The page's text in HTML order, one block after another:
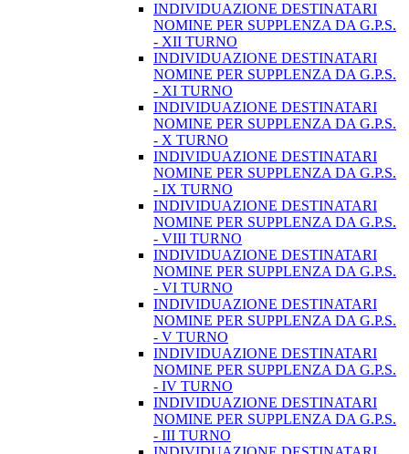
INDIVIDUAZIONE DESTINATARI
NOMINE PER SUPPLENZA DA G.P.S.
- XII TURNO
INDIVIDUAZIONE DESTINATARI
NOMINE PER SUPPLENZA DA G.P.S.
- XI TURNO
INDIVIDUAZIONE DESTINATARI
NOMINE PER SUPPLENZA DA G.P.S.
- X TURNO
INDIVIDUAZIONE DESTINATARI
NOMINE PER SUPPLENZA DA G.P.S.
- IX TURNO
INDIVIDUAZIONE DESTINATARI
NOMINE PER SUPPLENZA DA G.P.S.
- VIII TURNO
INDIVIDUAZIONE DESTINATARI
NOMINE PER SUPPLENZA DA G.P.S.
- VI TURNO
INDIVIDUAZIONE DESTINATARI
NOMINE PER SUPPLENZA DA G.P.S.
- V TURNO
INDIVIDUAZIONE DESTINATARI
NOMINE PER SUPPLENZA DA G.P.S.
- IV TURNO
INDIVIDUAZIONE DESTINATARI
NOMINE PER SUPPLENZA DA G.P.S.
- III TURNO